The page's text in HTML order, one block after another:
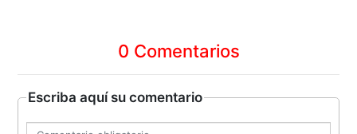
0 Comentarios
Escriba aquí su comentario